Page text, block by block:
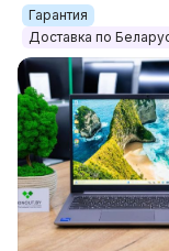
область
Гарантия
Доставка по